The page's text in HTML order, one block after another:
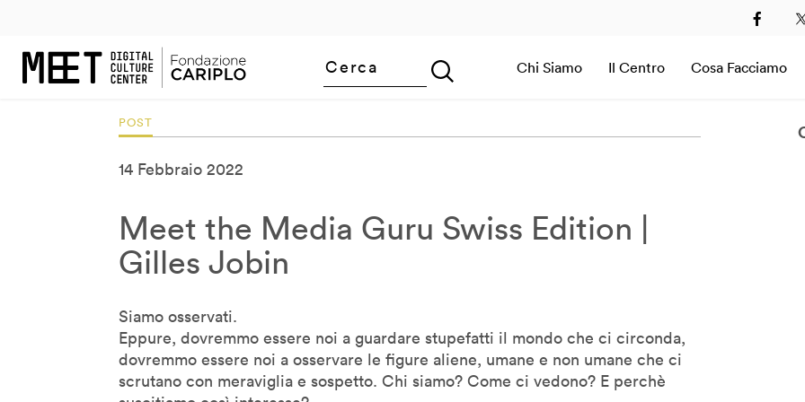
Chi Siamo Il Centro Cosa Facciamo
Corey Timpson
Cory Doctorow
Daan Roosegaarde
Daito Manabe
2019
POST
14 Febbraio 2022
Meet the Media Guru Swiss Edition |
Gilles Jobin
Siamo osservati.
Eppure, dovremmo essere noi a guardare stupefatti il mondo che ci circonda,
dovremmo essere noi a osservare le figure aliene, umane e non umane che ci
scrutano con meraviglia e sospetto. Chi siamo? Come ci vedono? E perchè